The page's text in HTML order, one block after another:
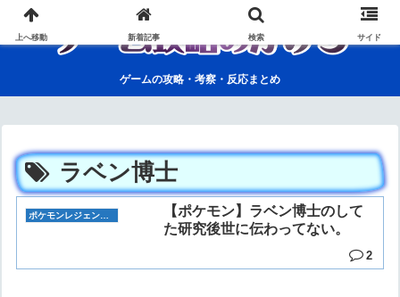
ゲームの攻略・考察・反応まとめ
ラベン博士
ポケモンレジェンズ アルセウス
【ポケモン】ラベン博士のして
た研究後世に伝わってない。
2
上へ移動 新着記事 検索 サイド